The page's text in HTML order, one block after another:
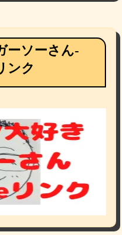
ーソーさん-
ンク